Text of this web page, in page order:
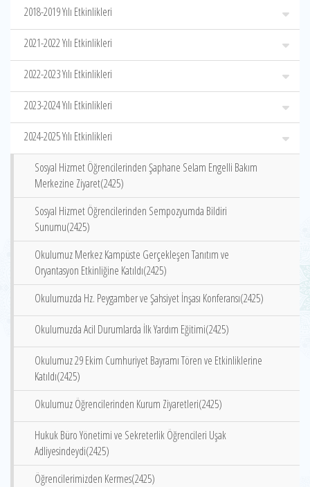
2018-2019 Yılı Etkinlikleri
2021-2022 Yılı Etkinlikleri
2022-2023 Yılı Etkinlikleri
2023-2024 Yılı Etkinlikleri
2024-2025 Yılı Etkinlikleri
Sosyal Hizmet Öğrencilerinden Şaphane Selam Engelli Bakım
Merkezine Ziyaret(2425)
Sosyal Hizmet Öğrencilerinden Sempozyumda Bildiri
Sunumu(2425)
Okulumuz Merkez Kampüste Gerçekleşen Tanıtım ve
Oryantasyon Etkinliğine Katıldı(2425)
Okulumuzda Hz. Peygamber ve Şahsiyet İnşası Konferansı(2425)
Okulumuzda Acil Durumlarda İlk Yardım Eğitimi(2425)
Okulumuz 29 Ekim Cumhuriyet Bayramı Tören ve Etkinliklerine
Katıldı(2425)
Okulumuz Öğrencilerinden Kurum Ziyaretleri(2425)
Hukuk Büro Yönetimi ve Sekreterlik Öğrencileri Uşak
Adliyesindeydi(2425)
Öğrencilerimizden Kermes(2425)